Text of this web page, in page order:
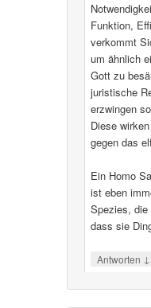
Funktion,
verkommt
um ähnlich
Gott zu
juristische
erzwingen
Diese
gegen das
Ein Homo
ist eben
Spezies,
dass sie
Antworten ↓